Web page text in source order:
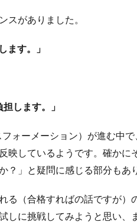
スがありました。
ます。」
します。」
ォーメーション）が進む中
映しているようです。確かに
」と疑問に感じる部分もあ
る（合格すればの話ですが）
しに挑戦してみようと思い、